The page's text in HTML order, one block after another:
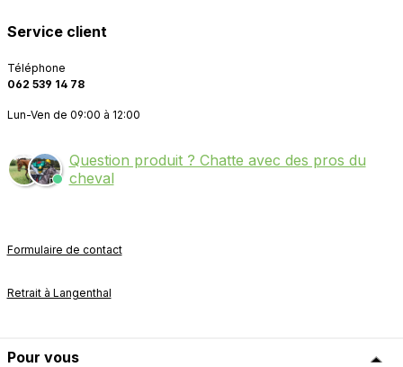
Service client
Téléphone
062 539 14 78
Lun-Ven de 09:00 à 12:00
Question produit ? Chatte avec des pros du
cheval
Formulaire de contact
Retrait à Langenthal
Pour vous